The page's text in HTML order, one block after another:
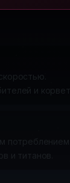
и
потреблением.